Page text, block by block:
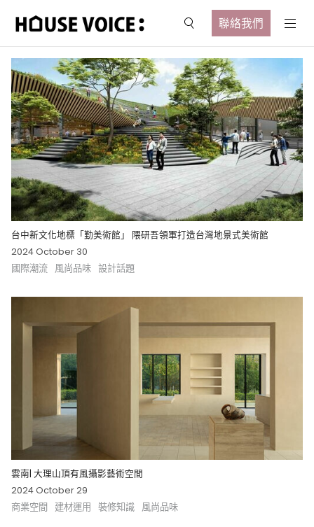
聯絡我們
台中新文化地標「勤美術館」 隈研吾領軍打造台灣地景式美術館
2024 October 30
國際潮流 風尚品味 設計話題
雲南| 大理山頂有風攝影藝術空間
2024 October 29
商業空間 建材運用 裝修知識 風尚品味